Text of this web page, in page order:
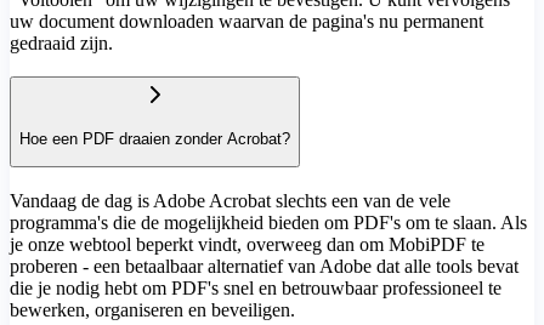
uw document downloaden waarvan de pagina's nu permanent
gedraaid zijn.
Hoe een PDF draaien zonder Acrobat?
Vandaag de dag is Adobe Acrobat slechts een van de vele
programma's die de mogelijkheid bieden om PDF's om te slaan. Als
je onze webtool beperkt vindt, overweeg dan om MobiPDF te
proberen - een betaalbaar alternatief van Adobe dat alle tools bevat
die je nodig hebt om PDF's snel en betrouwbaar professioneel te
bewerken, organiseren en beveiligen.